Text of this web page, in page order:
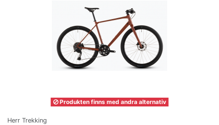
Produkten finns med andra alternativ
Herr Trekking